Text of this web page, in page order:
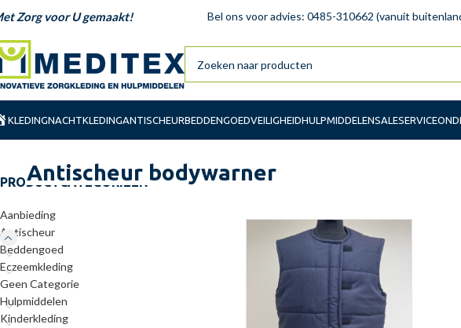
Zorg voor U gemaakt! Bel ons voor advies: 0485-310662 (vanuit
KLEDINGNACHTKLEDINGANTISCHEURBEDDENGOEDVEILIGHEIDHULPMIDDELENSALESERVICE
Antischeur bodywarner
PRODUCTCATEGORIEËN
Aanbieding
Antischeur
Beddengoed
Eczeemkleding
Geen Categorie
Hulpmiddelen
Kinderkleding